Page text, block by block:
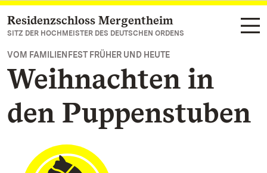
Zum Hauptinhalt springen
Residenzschloss Mergentheim
SITZ DER HOCHMEISTER DES DEUTSCHEN ORDENS
VOM FAMILIENFEST FRÜHER UND HEUTE
Weihnachten in
den Puppenstuben